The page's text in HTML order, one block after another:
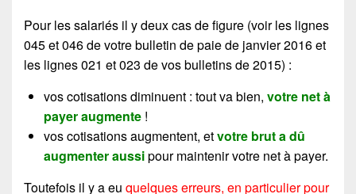
Pour les salariés il y deux cas de figure (voir les lignes
045 et 046 de votre bulletin de paie de janvier 2016 et
les lignes 021 et 023 de vos bulletins de 2015) :
vos cotisations diminuent : tout va bien, votre net à
payer augmente !
vos cotisations augmentent, etvotre brut a dû
augmenter aussipour maintenir votre net à payer.
Toutefois il y a eu quelques erreurs, en particulier pour